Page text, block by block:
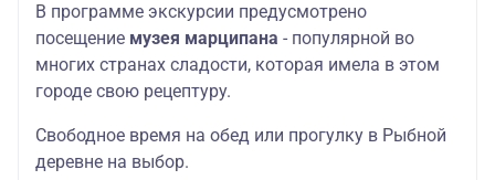
В программе экскурсии предусмотрено
посещение музея марципана - популярной во
многих странах сладости, которая имела в этом
городе свою рецептуру.
Свободное время на обед или прогулку в Рыбной
деревне на выбор.